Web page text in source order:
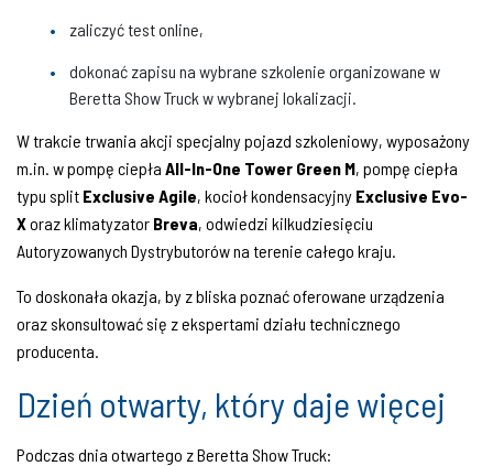
zaliczyć test online,
dokonać zapisu na wybrane szkolenie organizowane w
Beretta Show Truck w wybranej lokalizacji.
W trakcie trwania akcji specjalny pojazd szkoleniowy, wyposażony
m.in. w pompę ciepła All-In-One Tower Green M, pompę ciepła
typu split Exclusive Agile, kocioł kondensacyjny Exclusive Evo-
Xoraz klimatyzator Breva, odwiedzi kilkudziesięciu
Autoryzowanych Dystrybutorów na terenie całego kraju.
To doskonała okazja, by z bliska poznać oferowane urządzenia
oraz skonsultować się z ekspertami działu technicznego
producenta.
Dzień otwarty, który daje więcej
Podczas dnia otwartego z Beretta Show Truck: